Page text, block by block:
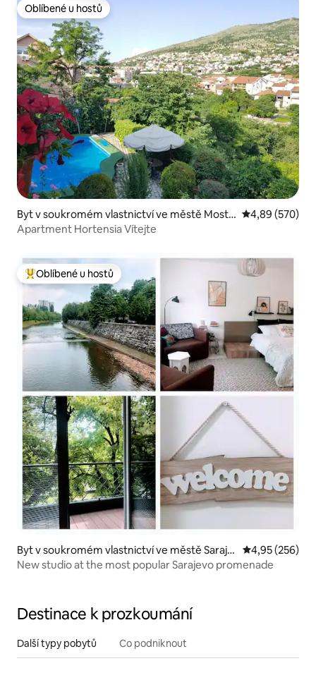
Oblíbené u hostů
Oblíbené u hostů
Byt v soukromém vlastnictví ve městě Mosta
r
Průměrné
4,89 (570)
Apartment Hortensia Vítejte
Nejlepší v kategorii Oblíbené u hostů
Oblíbené u hostů
Byt v soukromém vlastnictví ve městě Saraje
vo
Průměrné
4,95 (256)
New studio at the most popular Sarajevo promenade
Destinace k prozkoumání
Další typy pobytů Co podniknout